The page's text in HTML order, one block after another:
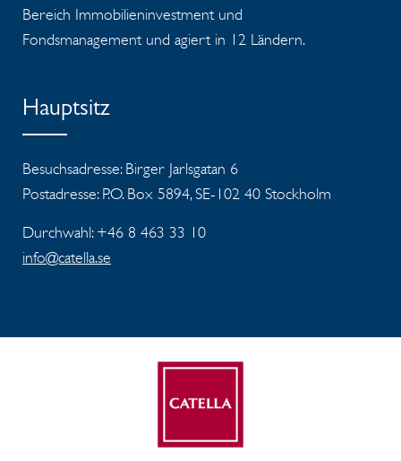
Bereich Immobilieninvestment und
Fondsmanagement und agiert in 12 Ländern.
Hauptsitz
Besuchsadresse: Birger Jarlsgatan 6
Postadresse: P.O. Box 5894, SE-102 40 Stockholm
Durchwahl: +46 8 463 33 10
info@catella.se